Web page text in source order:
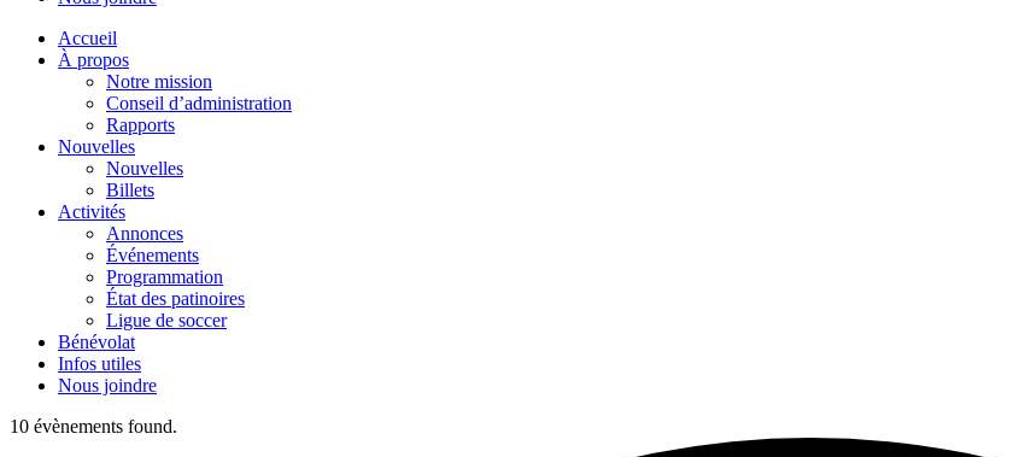
Accueil
À propos
Notre mission
Conseil d’administration
Rapports
Nouvelles
Nouvelles
Billets
Activités
Annonces
Événements
Programmation
État des patinoires
Ligue de soccer
Bénévolat
Infos utiles
Nous joindre
10 évènements found.